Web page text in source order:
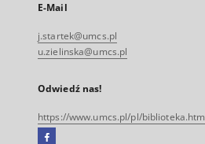
E-Mail
j.startek@umcs.pl
u.zielinska@umcs.pl
Odwiedź nas!
https://www.umcs.pl/pl/biblioteka.htm
Facebook